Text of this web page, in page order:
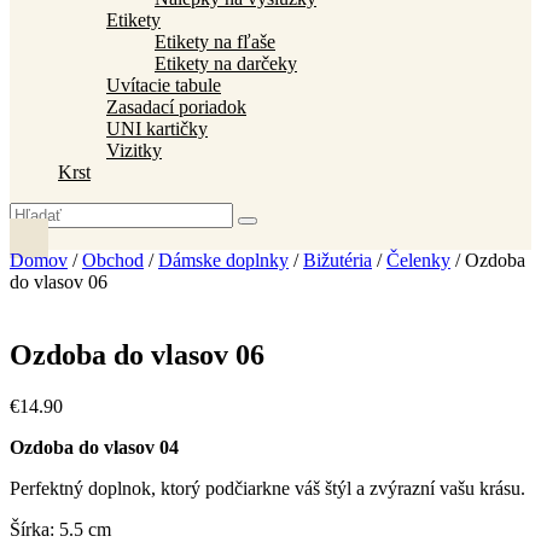
Etikety
Etikety na fľaše
Etikety na darčeky
Uvítacie tabule
Zasadací poriadok
UNI kartičky
Vizitky
Krst
Domov /Obchod /Dámske doplnky /Bižutéria /Čelenky / Ozdoba
do vlasov 06
Ozdoba do vlasov 06
€14.90
Ozdoba do vlasov 04
Perfektný doplnok, ktorý podčiarkne váš štýl a zvýrazní vašu krásu.
Šírka: 5.5 cm